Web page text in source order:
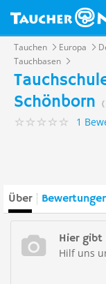
Tauchen Europa
Tauchbasen
Schönborn
1
Über
Hier gibt
Hilf uns